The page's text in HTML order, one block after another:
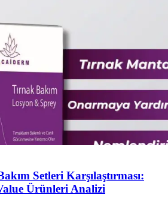
Setleri Karşılaştırması:
Ürünleri Analizi